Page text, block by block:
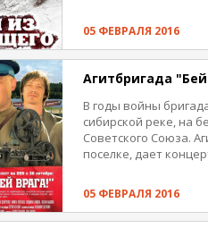
патриотической
гранаты они,
переносятся в 1944-
боевой славы герои
туда-сюда на
уже беременна от
фашистами
05 ФЕВРАЛЯ 2016
Агитбригада "Бей
В годы войны
сибирской реке, на
Советского Союза.
поселке, дает
05 ФЕВРАЛЯ 2016